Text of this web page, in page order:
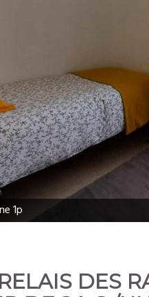
1p
DES